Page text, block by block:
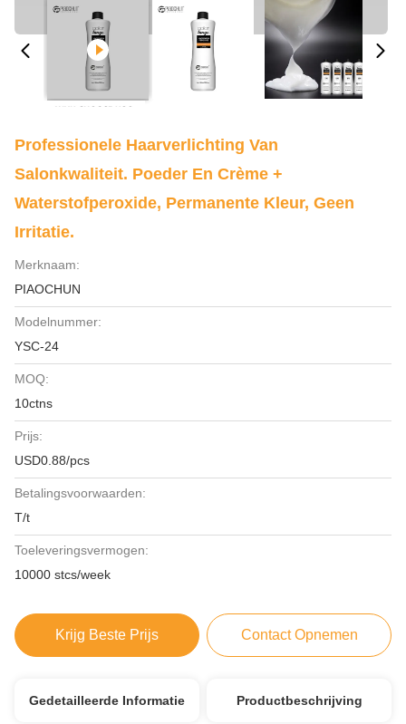
Professionele Haarverlichting Van
Salonkwaliteit. Poeder En Crème +
Waterstofperoxide, Permanente Kleur, Geen
Irritatie.
Merknaam:
PIAOCHUN
Modelnummer:
YSC-24
MOQ:
10ctns
Prijs:
USD0.88/pcs
Betalingsvoorwaarden:
T/t
Toeleveringsvermogen:
10000 stcs/week
Krijg Beste Prijs Contact Opnemen
Gedetailleerde Informatie Productbeschrijving